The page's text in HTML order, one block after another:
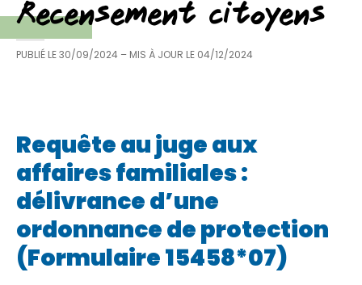
Recensement citoyens
PUBLIÉ LE30/09/2024 – MIS À JOUR LE 04/12/2024
Requête au juge aux
affaires familiales :
délivrance d’une
ordonnance de protection
(Formulaire 15458*07)